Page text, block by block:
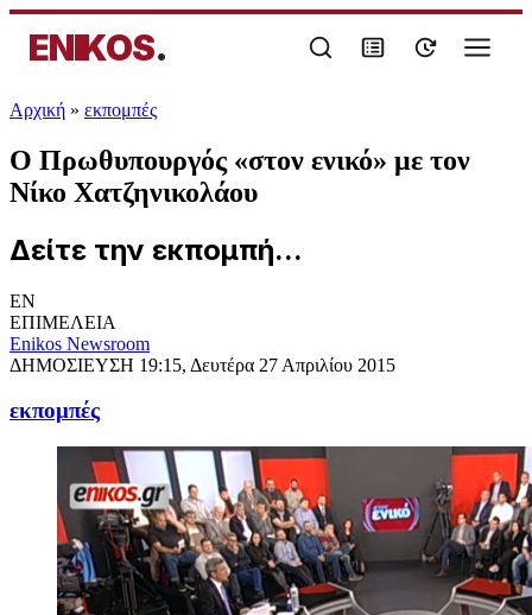
ENIKOS.
Αρχική » εκπομπές
Ο Πρωθυπουργός «στον ενικό» με τον
Νίκο Χατζηνικολάου
Δείτε την εκπομπή...
EN
ΕΠΙΜΕΛΕΙΑ
Enikos Newsroom
ΔΗΜΟΣΙΕΥΣΗ 19:15, Δευτέρα 27 Απριλίου 2015
εκπομπές